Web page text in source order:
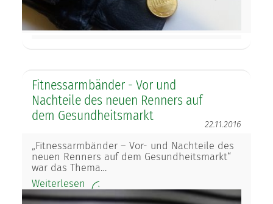
Fitnessarmbänder - Vor und
Nachteile des neuen Renners auf
dem Gesundheitsmarkt
22.11.2016
„Fitnessarmbänder – Vor- und Nachteile des
neuen Renners auf dem Gesundheitsmarkt“
war das Thema…
Weiterlesen